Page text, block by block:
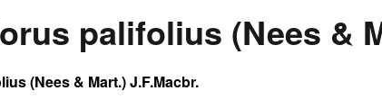
palifolius (Nees &
(Nees & Mart.) J.F.Macbr.